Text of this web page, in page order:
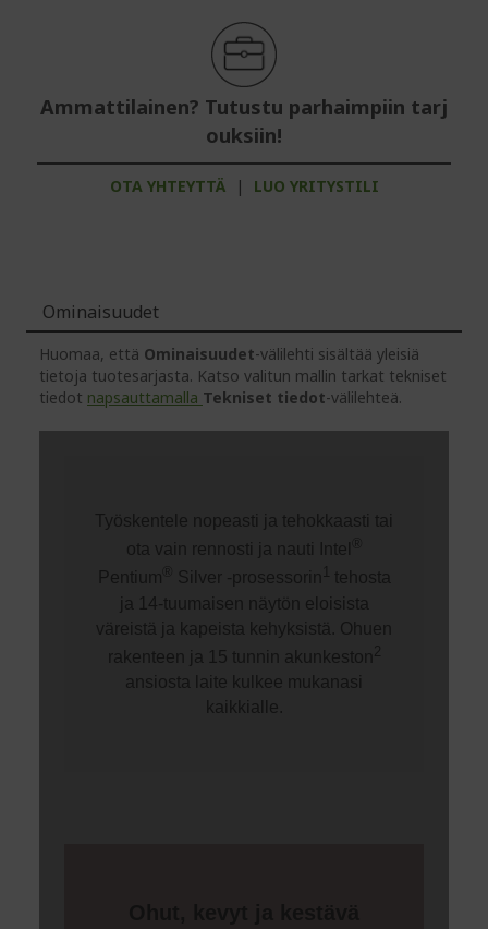
Ammattilainen? Tutustu parhaimpiin tarj
ouksiin!
OTA YHTEYTTÄ | LUO YRITYSTILI
Ominaisuudet
Huomaa, että Ominaisuudet-välilehti sisältää yleisiä
tietoja tuotesarjasta. Katso valitun mallin tarkat tekniset
tiedot napsauttamalla Tekniset tiedot-välilehteä.